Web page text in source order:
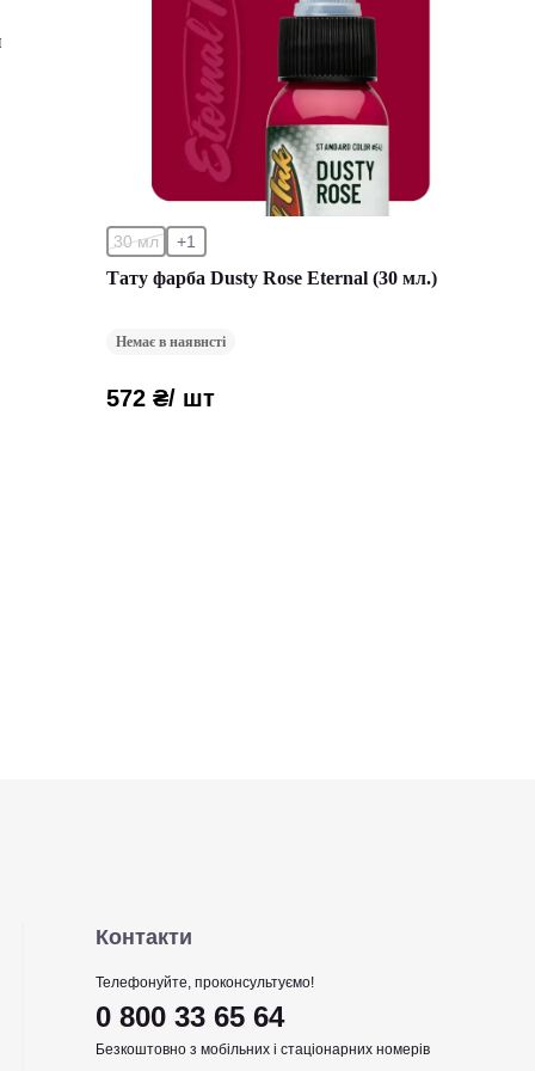
30 мл +1
Тату фарба Dusty Rose Eternal (30 мл.)
Немає в наявнсті
572 ₴/ шт
Контакти
Телефонуйте, проконсультуємо!
0 800 33 65 64
Безкоштовно з мобільних і стаціонарних номерів